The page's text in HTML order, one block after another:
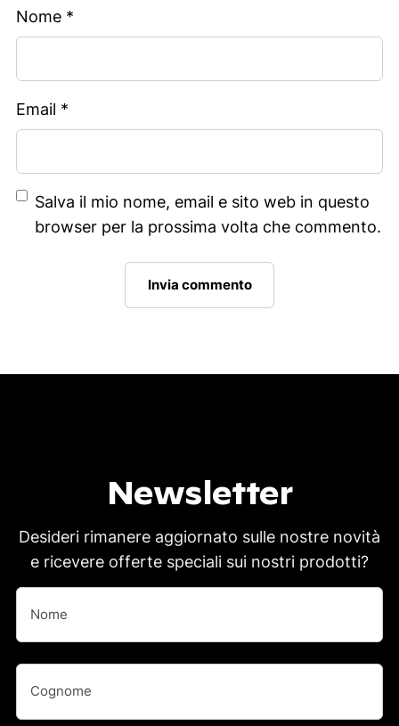
Nome *
Email *
Salva il mio nome, email e sito web in questo
browser per la prossima volta che commento.
Newsletter
Desideri rimanere aggiornato sulle nostre novità
e ricevere offerte speciali sui nostri prodotti?
Nome
Nome